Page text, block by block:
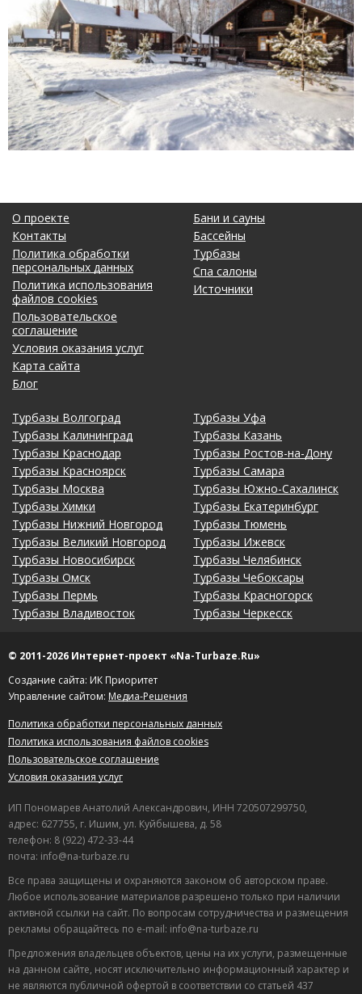
О проекте
Контакты
Политика обработки
персональных данных
Политика использования
файлов cookies
Пользовательское
соглашение
Условия оказания услуг
Карта сайта
Блог
Бани и сауны
Бассейны
Турбазы
Спа салоны
Источники
Турбазы Волгоград
Турбазы Калининград
Турбазы Краснодар
Турбазы Красноярск
Турбазы Москва
Турбазы Химки
Турбазы Нижний Новгород
Турбазы Великий Новгород
Турбазы Новосибирск
Турбазы Омск
Турбазы Пермь
Турбазы Владивосток
Турбазы Уфа
Турбазы Казань
Турбазы Ростов-на-Дону
Турбазы Самара
Турбазы Южно-Сахалинск
Турбазы Екатеринбург
Турбазы Тюмень
Турбазы Ижевск
Турбазы Челябинск
Турбазы Чебоксары
Турбазы Красногорск
Турбазы Черкесск
© 2011-2026 Интернет-проект «Na-Turbaze.Ru»
Создание сайта: ИК Приоритет
Управление сайтом: Медиа-Решения
Политика обработки персональных данных
Политика использования файлов cookies
Пользовательское соглашение
Условия оказания услуг
ИП Пономарев Анатолий Александрович, ИНН 720507299750,
адрес: 627755, г. Ишим, ул. Куйбышева, д. 58
телефон: 8 (922) 472-33-44
почта: info@na-turbaze.ru
Все права защищены и охраняются законом об авторском праве.
Любое использование материалов разрешено только при наличии
активной ссылки на сайт. По вопросам сотрудничества и размещения
рекламы обращайтесь по e-mail: info@na-turbaze.ru
Предложения владельцев объектов, цены на их услуги, размещенные
на данном сайте, носят исключительно информационный характер и
не являются публичной офертой в соответствии со статьей 437